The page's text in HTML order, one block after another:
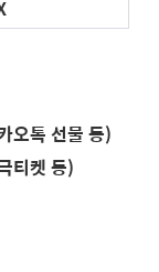
오톡 선물 등)
티켓 등)